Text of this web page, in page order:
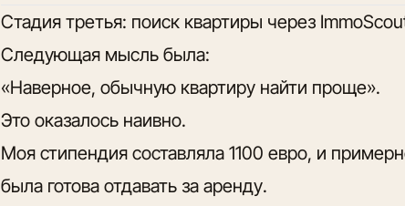
Стадия третья: поиск квартиры через
Следующая мысль была:
«Наверное, обычную квартиру найти проще».
Это оказалось наивно.
Моя стипендия составляла 1100 евро, и
была готова отдавать за аренду.